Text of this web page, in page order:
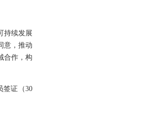
持续发展
意，推动
合作，构
签证（30